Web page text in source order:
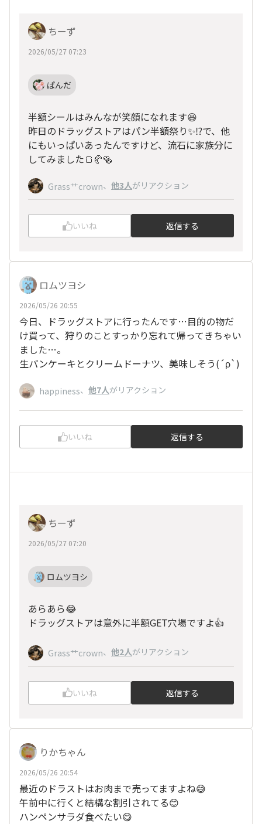
ちーず
2026/05/27 07:23
ぱんだ
半額シールはみんなが笑顔になれます😆
昨日のドラッグストアはパン半額祭り✨⁉️で、他
にもいっぱいあったんですけど、流石に家族分に
してみました🍞🥐🥯
Grass艹crown、 他3人がリアクション
いいね 返信する
ロムツヨシ
2026/05/26 20:55
今日、ドラッグストアに行ったんです…目的の物だ
け買って、狩りのことすっかり忘れて帰ってきちゃい
ました…。
生パンケーキとクリームドーナツ、美味しそう(´ρ`)
happiness、 他7人がリアクション
いいね 返信する
ちーず
2026/05/27 07:20
ロムツヨシ
あらあら😂
ドラッグストアは意外に半額GET穴場ですよ👍
Grass艹crown、 他2人がリアクション
いいね 返信する
りかちゃん
2026/05/26 20:54
最近のドラストはお肉まで売ってますよね😅
午前中に行くと結構な割引されてる😊
ハンペンサラダ食べたい😋